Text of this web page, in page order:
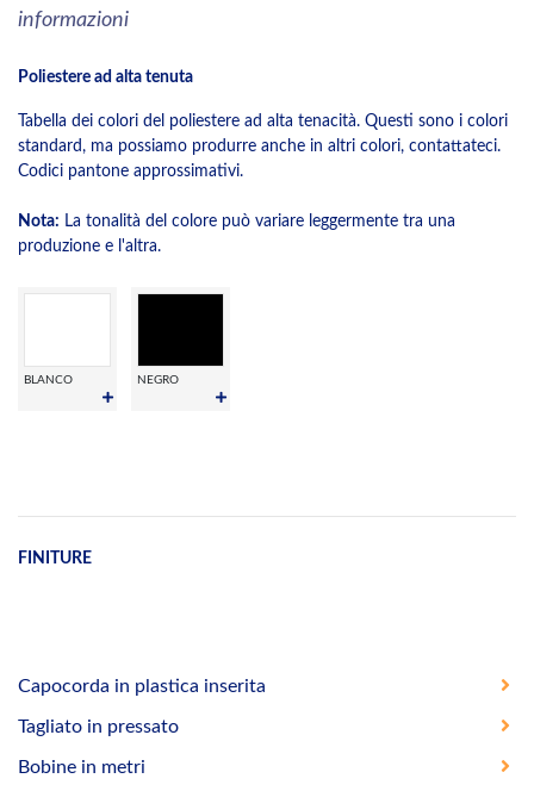
informazioni
Poliestere ad alta tenuta
Tabella dei colori del poliestere ad alta tenacità. Questi sono i colori
standard, ma possiamo produrre anche in altri colori, contattateci.
Codici pantone approssimativi.
Nota: La tonalità del colore può variare leggermente tra una
produzione e l'altra.
BLANCO NEGRO
FINITURE
Capocorda in plastica inserita
Tagliato in pressato
Bobine in metri